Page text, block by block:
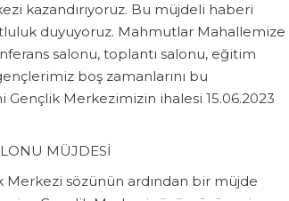
kazandırıyoruz. Bu müjdeli haberi
duyuyoruz. Mahmutlar Mahallemize
salonu, toplantı salonu, eğitim
boş zamanlarını bu
Merkezimizin ihalesi 15.06.2023
MÜJDESİ
Merkezi sözünün ardından bir müjde
Genel